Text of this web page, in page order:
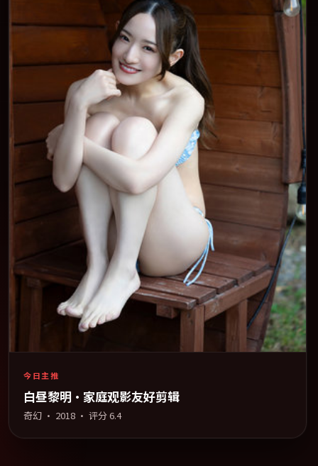
今日主推
白昼黎明·家庭观影友好剪辑
奇幻 · 2018 · 评分6.4